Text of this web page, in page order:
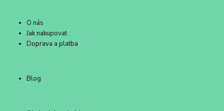
O nás
Jak nakupovat
Doprava a platba
Blog